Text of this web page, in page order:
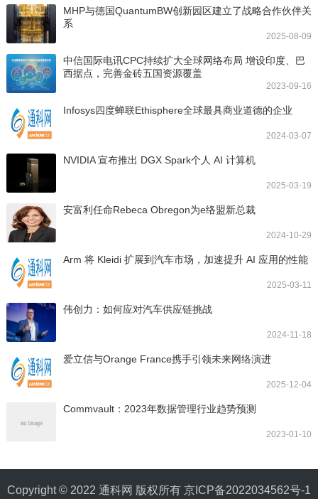
MHP与德国QuantumBW创新园区建立了战略合作伙伴关
系
2025-08-09
中信国际电讯CPC持续扩大全球网络布局 增设印度、巴
西据点，完善金砖五国资源覆盖
2023-09-16
Infosys四度蝉联Ethisphere全球最具商业道德的企业
2024-03-07
NVIDIA 宣布推出 DGX Spark个人 AI 计算机
2025-03-19
安富利任命Rebeca Obregon为e络盟新总裁
2024-10-29
Arm 将 Kleidi 扩展到汽车市场，加速提升 AI 应用的性能
2025-03-11
伟创力：如何应对汽车供应链挑战
2024-11-18
爱立信与Orange France携手引领未来网络演进
2025-12-04
Commvault：2023年数据管理行业趋势预测
2023-01-10
Copyright © 2022 通科网 版权所有 京ICP备2022034562号-1